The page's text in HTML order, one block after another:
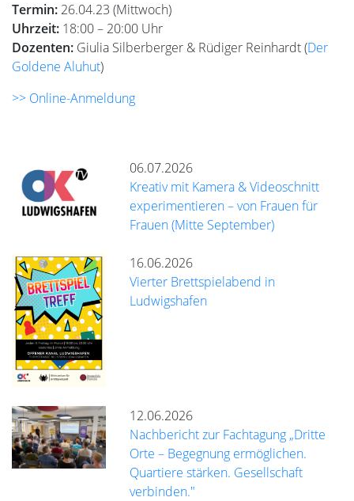
Termin: 26.04.23 (Mittwoch)
Uhrzeit: 18:00 – 20:00 Uhr
Dozenten: Giulia Silberberger & Rüdiger Reinhardt (Der
Goldene Aluhut)
>> Online-Anmeldung
06.07.2026
Kreativ mit Kamera & Videoschnitt
experimentieren – von Frauen für
Frauen (Mitte September)
16.06.2026
Vierter Brettspielabend in
Ludwigshafen
12.06.2026
Nachbericht zur Fachtagung „Dritte
Orte – Begegnung ermöglichen.
Quartiere stärken. Gesellschaft
verbinden."